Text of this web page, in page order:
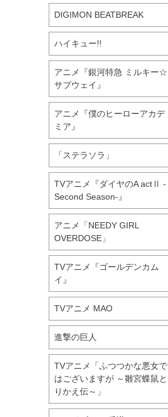
DIGIMON BEATBREAK
ハイキュー!!
アニメ『銀河特急 ミルキー☆
サブウェイ』
アニメ『僕のヒーローアカデ
ミア』
「ステラソラ」
TVアニメ『ダイヤのA actⅡ -
Second Season-』
アニメ「NEEDY GIRL
OVERDOSE」
TVアニメ『ゴールデンカム
イ』
TVアニメ MAO
進撃の巨人
TVアニメ「ふつつかな悪女で
はございますが ～雛宮蝶鼠と
りかえ伝～」